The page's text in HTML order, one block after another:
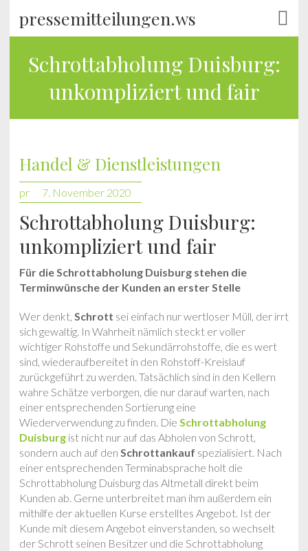
pressemitteilungen.ws
Schrottabholung Duisburg:
unkompliziert und fair
Handel & Dienstleistungen
pr 7. November 2020
Schrottabholung Duisburg:
unkompliziert und fair
Für die Schrottabholung Duisburg stehen die
Terminwünsche der Kunden an erster Stelle
Wer denkt, Schrott sei einfach nur wertloser Müll, der irrt
sich gewaltig. In Wahrheit nämlich steckt er voller
wichtiger Rohstoffe und Sekundärrohstoffe, die es wert
sind, wiederaufbereitet in den Rohstoff-Kreislauf
zurückgeführt zu werden. Tatsächlich sind in den Kellern
wahre Schätze verborgen, die nur darauf warten, nach
einer entsprechenden Sortierung eine
Wiederverwendung zu finden. Die Schrottabholung
Duisburg ist nicht nur auf das Abholen von Schrott,
sondern auch auf den Schrottankauf spezialisiert. Nach
einer entsprechenden Terminabsprache holt die
Schrottabholung Duisburg das Altmetall direkt beim
Kunden ab. Gerne unterbreitet man ihm außerdem ein
mithilfe der aktuellen Kurse erstelltes Angebot. Ist der
Kunde mit diesem Angebot einverstanden, so wechselt
der Schrott seinen Besitzer und die Schrottabholung